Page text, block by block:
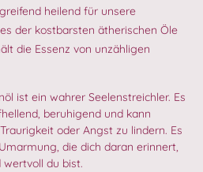
heilend für unsere
der kostbarsten ätherischen Öle
die Essenz von unzähligen
ist ein wahrer Seelenstreichler. Es
beruhigend und kann
oder Angst zu lindern. Es
die dich daran erinnert,
du bist.